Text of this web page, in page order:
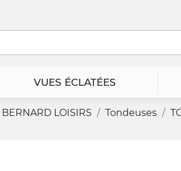
VUES ÉCLATÉES
BERNARD LOISIRS Tondeuses